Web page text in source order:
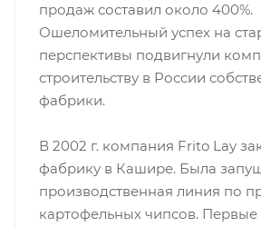
продаж составил около 400%.
Ошеломительный успех на
перспективы подвигнули
строительству в России
фабрики.
В 2002 г. компания Frito Lay
фабрику в Кашире. Была
производственная линия по
картофельных чипсов. Первые